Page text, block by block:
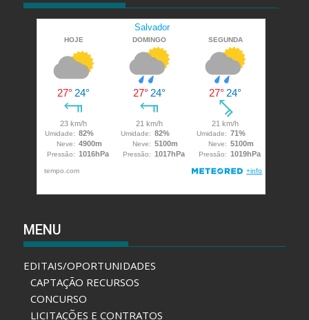
MENU
EDITAIS/OPORTUNIDADES
CAPTAÇÃO RECURSOS
CONCURSO
LICITAÇÕES E CONTRATOS